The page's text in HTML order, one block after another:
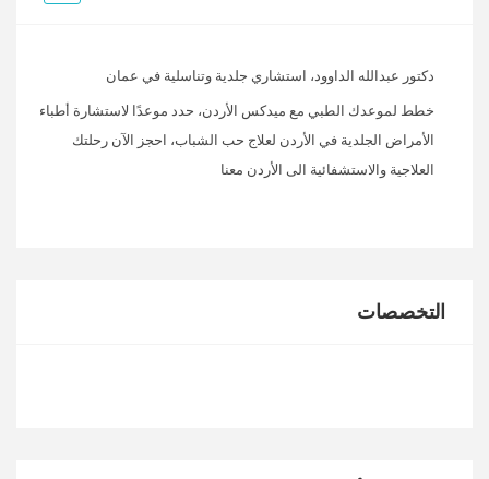
دكتور عبدالله الداوود، استشاري جلدية وتناسلية في عمان
خطط لموعدك الطبي مع ميدكس الأردن، حدد موعدًا لاستشارة أطباء
الأمراض الجلدية في الأردن لعلاج حب الشباب، احجز الآن رحلتك
العلاجية والاستشفائية الى الأردن معنا
التخصصات